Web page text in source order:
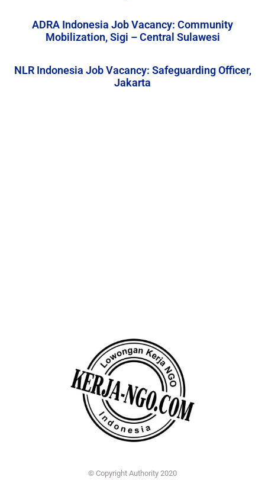
ADRA Indonesia Job Vacancy: Community
Mobilization, Sigi – Central Sulawesi
NLR Indonesia Job Vacancy: Safeguarding Officer,
Jakarta
© Copyright Authority 2020